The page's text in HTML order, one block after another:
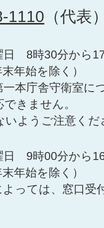
1110 （代表
日 8時30分から
年始を除く）
本庁舎守衛室に
きません。
いようご注意くだ
日 9時00分から
年始を除く）
っては、窓口受